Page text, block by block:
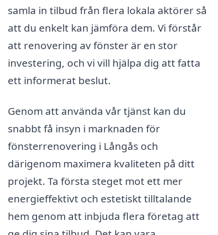
samla in tilbud från flera lokala aktörer så
att du enkelt kan jämföra dem. Vi förstår
att renovering av fönster är en stor
investering, och vi vill hjälpa dig att fatta
ett informerat beslut.
Genom att använda vår tjänst kan du
snabbt få insyn i marknaden för
fönsterrenovering i Långås och
därigenom maximera kvaliteten på ditt
projekt. Ta första steget mot ett mer
energieffektivt och estetiskt tilltalande
hem genom att inbjuda flera företag att